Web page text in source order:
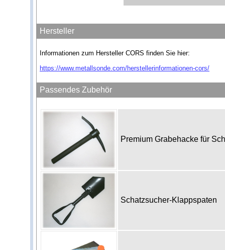
Hersteller
Informationen zum Hersteller CORS finden Sie hier:
https://www.metallsonde.com/herstellerinformationen-cors/
Passendes Zubehör
Premium Grabehacke für
Schatzsucher-Klappspaten